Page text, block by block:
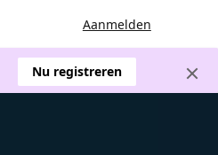
Aanmelden
Nu registreren